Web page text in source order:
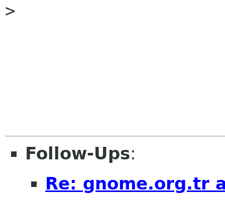
>
Follow-Ups:
Re: gnome.org.tr